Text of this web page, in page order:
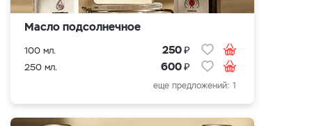
Масло подсолнечное
100 мл. 250₽
250 мл. 600₽
еще предложений: 1